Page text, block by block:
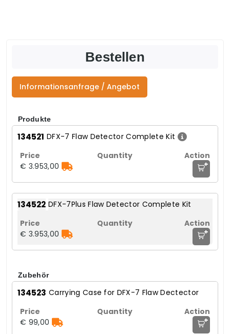
Bestellen
Informationsanfrage / Angebot
Produkte
134521 DFX-7 Flaw Detector Complete Kit
€ 3.953,00 +
134522 DFX-7Plus Flaw Detector Complete Kit
€ 3.953,00 +
Zubehör
134523 Carrying Case for DFX-7 Flaw Dectector
€ 99,00 +